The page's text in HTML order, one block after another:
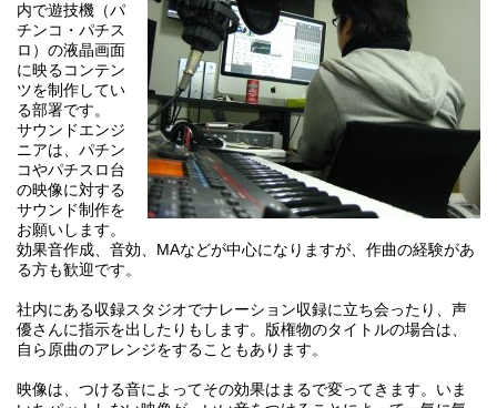
内で遊技機（パ
チンコ・パチス
ロ）の液晶画面
に映るコンテン
ツを制作してい
る部署です。
サウンドエンジ
ニアは、パチン
コやパチスロ台
の映像に対する
サウンド制作を
お願いします。
効果音作成、音効、MAなどが中心になりますが、作曲の経験があ
る方も歓迎です。
社内にある収録スタジオでナレーション収録に立ち会ったり、声
優さんに指示を出したりもします。版権物のタイトルの場合は、
自ら原曲のアレンジをすることもあります。
映像は、つける音によってその効果はまるで変ってきます。いま